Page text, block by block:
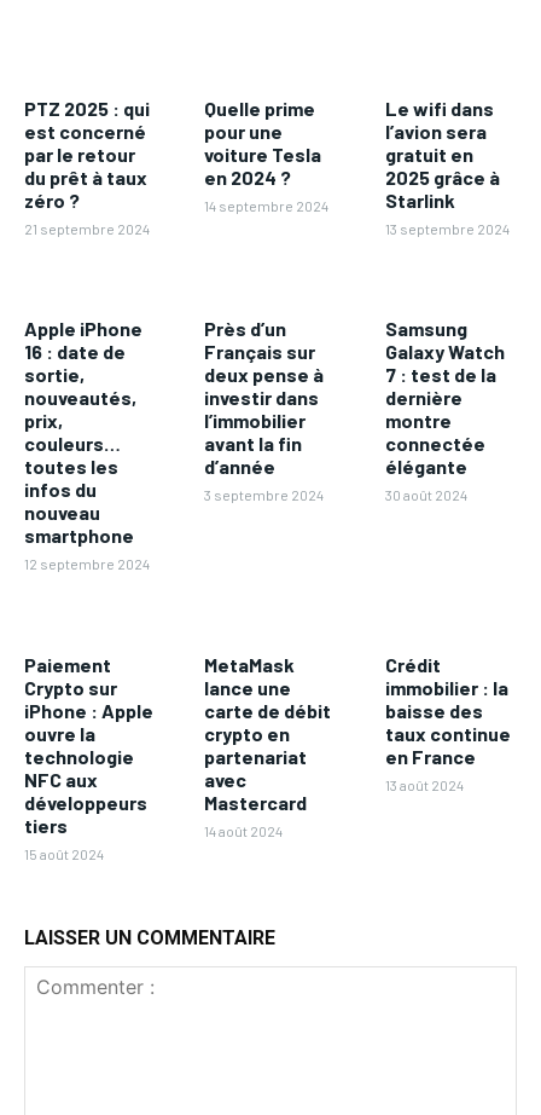
PTZ 2025 : qui
est concerné
par le retour
du prêt à taux
zéro ?
21 septembre 2024
Quelle prime
pour une
voiture Tesla
en 2024 ?
14 septembre 2024
Le wifi dans
l’avion sera
gratuit en
2025 grâce à
Starlink
13 septembre 2024
Apple iPhone
16 : date de
sortie,
nouveautés,
prix,
couleurs…
toutes les
infos du
nouveau
smartphone
12 septembre 2024
Près d’un
Français sur
deux pense à
investir dans
l’immobilier
avant la fin
d’année
3 septembre 2024
Samsung
Galaxy Watch
7 : test de la
dernière
montre
connectée
élégante
30 août 2024
Paiement
Crypto sur
iPhone : Apple
ouvre la
technologie
NFC aux
développeurs
tiers
15 août 2024
MetaMask
lance une
carte de débit
crypto en
partenariat
avec
Mastercard
14 août 2024
Crédit
immobilier : la
baisse des
taux continue
en France
13 août 2024
LAISSER UN COMMENTAIRE